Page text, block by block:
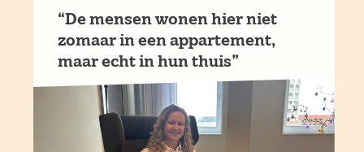
“De mensen wonen hier niet
zomaar in een appartement,
maar echt in hun thuis”